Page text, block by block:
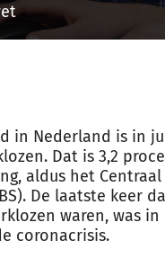
Registreren
in Nederland is in
Dat is 3,2
aldus het
De laatste keer
waren, was
coronacrisis.